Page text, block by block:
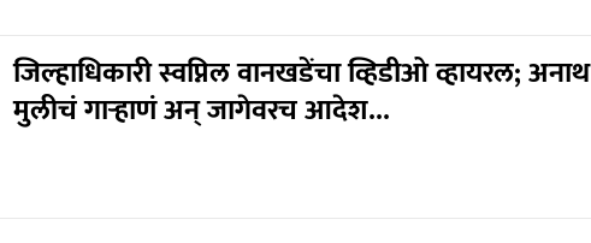
जिल्हाधिकारी स्वप्निल वानखडेंचा व्हिडीओ व्हायरल; अनाथ
मुलीचं गाऱ्हाणं अन् जागेवरच आदेश...